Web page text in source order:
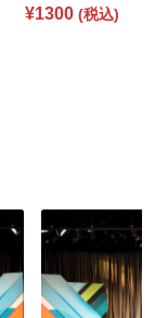
¥1300 (税込)